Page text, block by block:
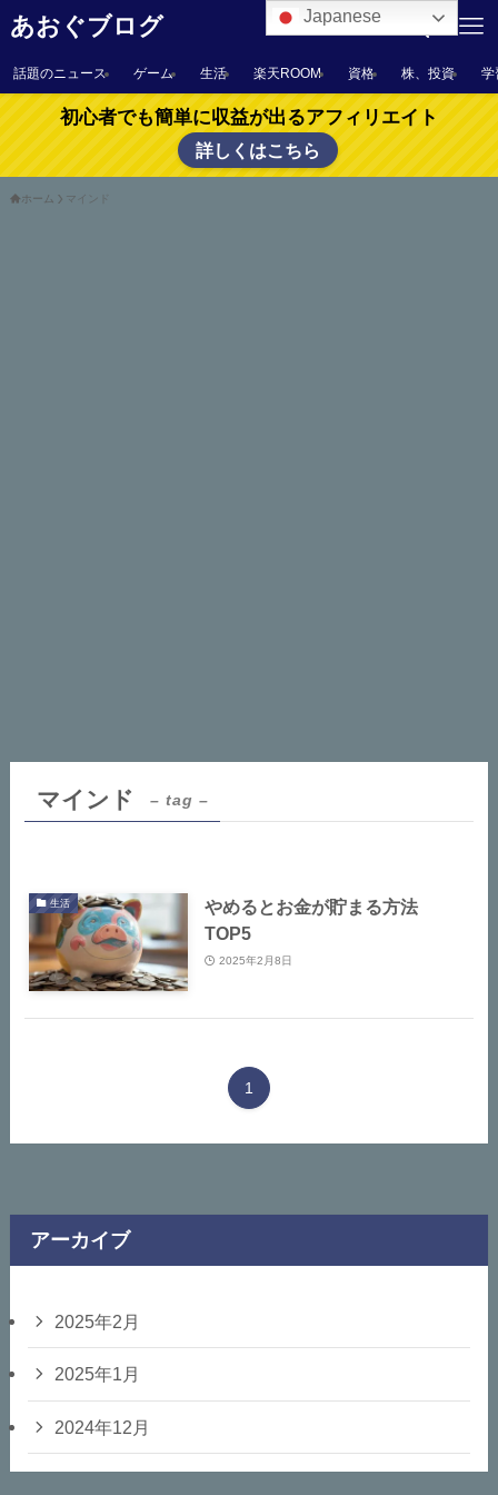
あおぐブログ
話題のニュース ゲーム 生活 楽天ROOM 資格 株、投資 学
初心者でも簡単に収益が出るアフィリエイト
詳しくはこちら
ホーム マインド
マインド – tag –
生活
やめるとお金が貯まる方法
TOP5
2025年2月8日
1
アーカイブ
2025年2月
2025年1月
2024年12月
Japanese